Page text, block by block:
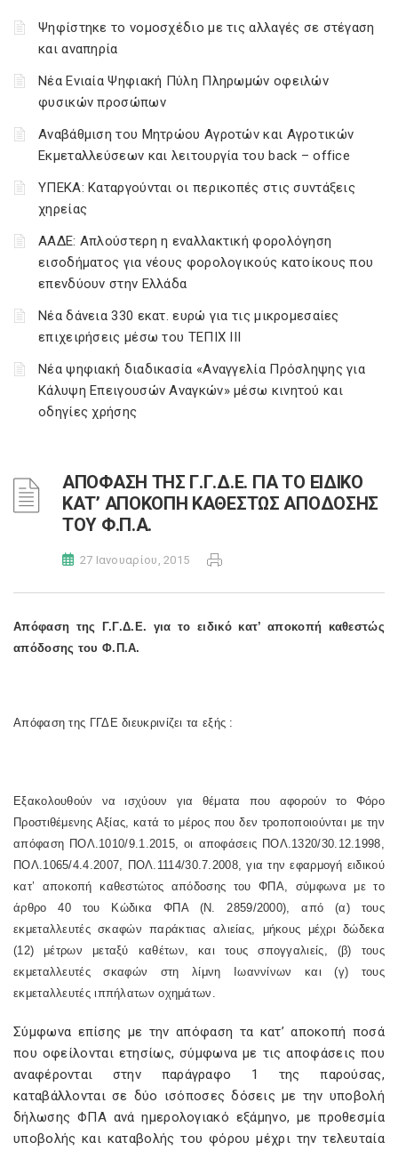
Ψηφίστηκε το νομοσχέδιο με τις αλλαγές σε στέγαση
και αναπηρία
Νέα Ενιαία Ψηφιακή Πύλη Πληρωμών οφειλών
φυσικών προσώπων
Αναβάθμιση του Μητρώου Αγροτών και Αγροτικών
Εκμεταλλεύσεων και λειτουργία του back – office
ΥΠΕΚΑ: Καταργούνται οι περικοπές στις συντάξεις
χηρείας
ΑΑΔΕ: Απλούστερη η εναλλακτική φορολόγηση
εισοδήματος για νέους φορολογικούς κατοίκους που
επενδύουν στην Ελλάδα
Νέα δάνεια 330 εκατ. ευρώ για τις μικρομεσαίες
επιχειρήσεις μέσω του ΤΕΠΙΧ ΙΙΙ
Νέα ψηφιακή διαδικασία «Αναγγελία Πρόσληψης για
Κάλυψη Επειγουσών Αναγκών» μέσω κινητού και
οδηγίες χρήσης
ΑΠΟΦΑΣΗ ΤΗΣ Γ.Γ.Δ.Ε. ΓΙΑ ΤΟ ΕΙΔΙΚΟ
ΚΑΤ’ ΑΠΟΚΟΠΗ ΚΑΘΕΣΤΩΣ ΑΠΟΔΟΣΗΣ
ΤΟΥ Φ.Π.Α.
27 Ιανουαρίου, 2015
Απόφαση της Γ.Γ.Δ.Ε. για το ειδικό κατ’ αποκοπή καθεστώς
απόδοσης του Φ.Π.Α.
Απόφαση της ΓΓΔΕ διευκρινίζει τα εξής :
Εξακολουθούν να ισχύουν για θέματα που αφορούν το Φόρο
Προστιθέμενης Αξίας, κατά το μέρος που δεν τροποποιούνται με την
απόφαση ΠΟΛ.1010/9.1.2015, οι αποφάσεις ΠΟΛ.1320/30.12.1998,
ΠΟΛ.1065/4.4.2007, ΠΟΛ.1114/30.7.2008, για την εφαρμογή ειδικού
κατ’ αποκοπή καθεστώτος απόδοσης του ΦΠΑ, σύμφωνα με το
άρθρο 40 του Κώδικα ΦΠΑ (Ν. 2859/2000), από (α) τους
εκμεταλλευτές σκαφών παράκτιας αλιείας, μήκους μέχρι δώδεκα
(12) μέτρων μεταξύ καθέτων, και τους σπογγαλιείς, (β) τους
εκμεταλλευτές σκαφών στη λίμνη Ιωαννίνων και (γ) τους
εκμεταλλευτές ιππήλατων οχημάτων.
Σύμφωνα επίσης με την απόφαση τα κατ’ αποκοπή ποσά
που οφείλονται ετησίως, σύμφωνα με τις αποφάσεις που
αναφέρονται στην παράγραφο 1 της παρούσας,
καταβάλλονται σε δύο ισόποσες δόσεις με την υποβολή
δήλωσης ΦΠΑ ανά ημερολογιακό εξάμηνο, με προθεσμία
υποβολής και καταβολής του φόρου μέχρι την τελευταία